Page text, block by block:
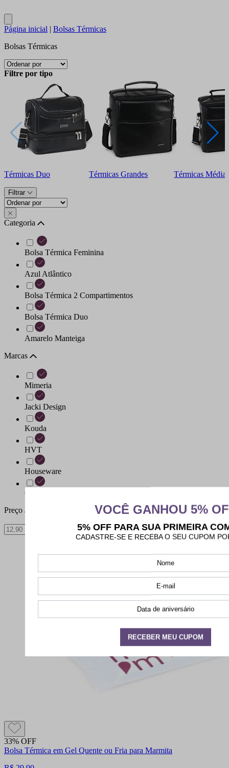
Página inicial | Bolsas Térmicas
Bolsas Térmicas
Filtre por tipo
Térmicas Duo Térmicas Grandes Térmicas Médias
Filtrar
Categoria
Bolsa Térmica Feminina
Azul Atlântico
Bolsa Térmica 2 Compartimentos
Bolsa Térmica Duo
Amarelo Manteiga
Marcas
Mimeria
Jacki Design
Kouda
HVT
Houseware
Gite
Preço
Filtrar
33% OFF
Bolsa Térmica em Gel Quente ou Fria para Marmita